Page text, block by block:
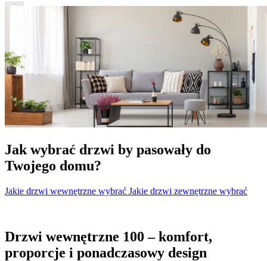
Jak wybrać drzwi by pasowały do
Twojego domu?
Jakie drzwi wewnętrzne wybrać Jakie drzwi zewnętrzne wybrać
Drzwi wewnętrzne 100 – komfort,
proporcje i ponadczasowy design